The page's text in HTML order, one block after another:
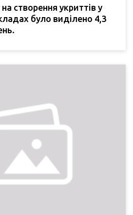
створення укриттів у
було виділено 4,3